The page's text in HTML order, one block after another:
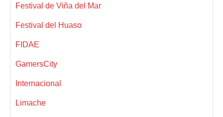
Festival de Viña del Mar
Festival del Huaso
FIDAE
GamersCity
Internacional
Limache